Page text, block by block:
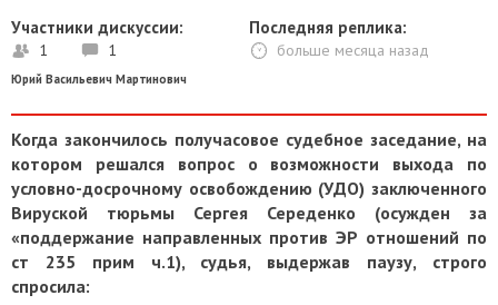
Участники дискуссии:
1 1
Последняя реплика:
больше месяца назад
Юрий Васильевич Мартинович
Когда закончилось получасовое судебное заседание, на
котором решался вопрос о возможности выхода по
условно-досрочному освобождению (УДО) заключенного
Вируской тюрьмы Сергея Середенко (осужден за
«поддержание направленных против ЭР отношений по
ст 235 прим ч.1), судья, выдержав паузу, строго
спросила: